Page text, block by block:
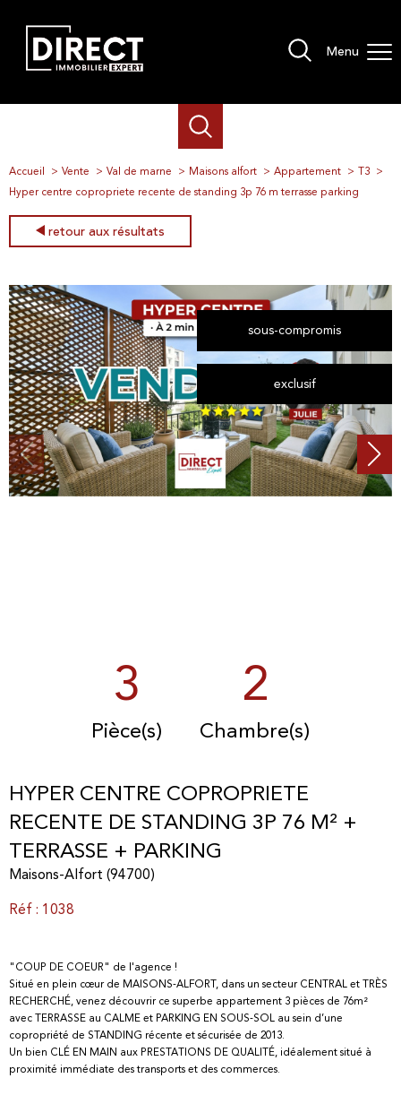
Menu
Accueil Vente Val de marne Maisons alfort Appartement
T3
Hyper centre copropriete recente de standing 3p 76 m terrasse parking
retour aux résultats
sous-compromis
exclusif
3
Pièce(s)
2
Chambre(s)
HYPER CENTRE COPROPRIETE
RECENTE DE STANDING 3P 76 M² +
TERRASSE + PARKING
Maisons-Alfort (94700)
Réf : 1038
"COUP DE COEUR" de l'agence !
Situé en plein cœur de MAISONS-ALFORT, dans un secteur CENTRAL et TRÈS
RECHERCHÉ, venez découvrir ce superbe appartement 3 pièces de 76m²
avec TERRASSE au CALME et PARKING EN SOUS-SOL au sein d’une
copropriété de STANDING récente et sécurisée de 2013.
Un bien CLÉ EN MAIN aux PRESTATIONS DE QUALITÉ, idéalement situé à
proximité immédiate des transports et des commerces.